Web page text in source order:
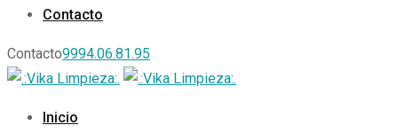
Contacto
Contacto9994.06.81.95
Inicio